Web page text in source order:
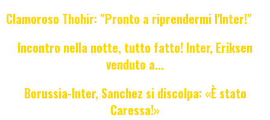
Clamoroso Thohir: "Pronto a riprendermi l'Inter!"
Incontro nella notte, tutto fatto! Inter, Eriksen
venduto a...
Borussia-Inter, Sanchez si discolpa: «È stato
Caressa!»